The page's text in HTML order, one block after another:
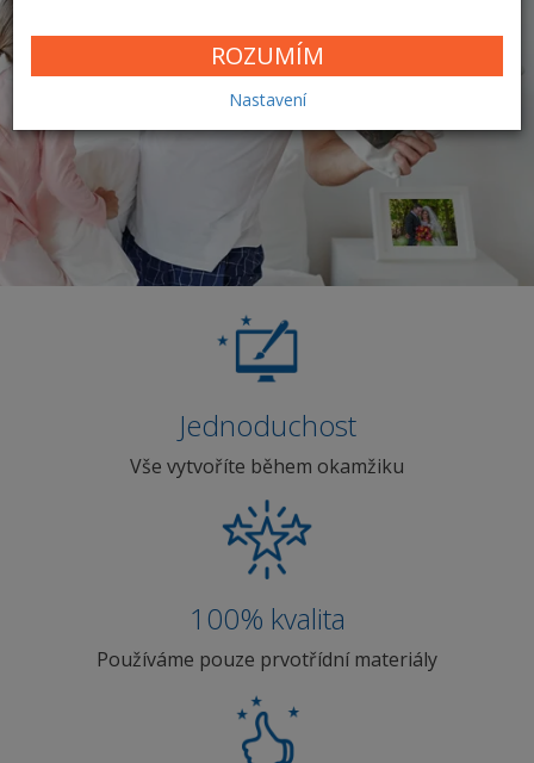
ROZUMÍM
Nastavení
Jednoduchost
Vše vytvoříte během okamžiku
100% kvalita
Používáme pouze prvotřídní materiály